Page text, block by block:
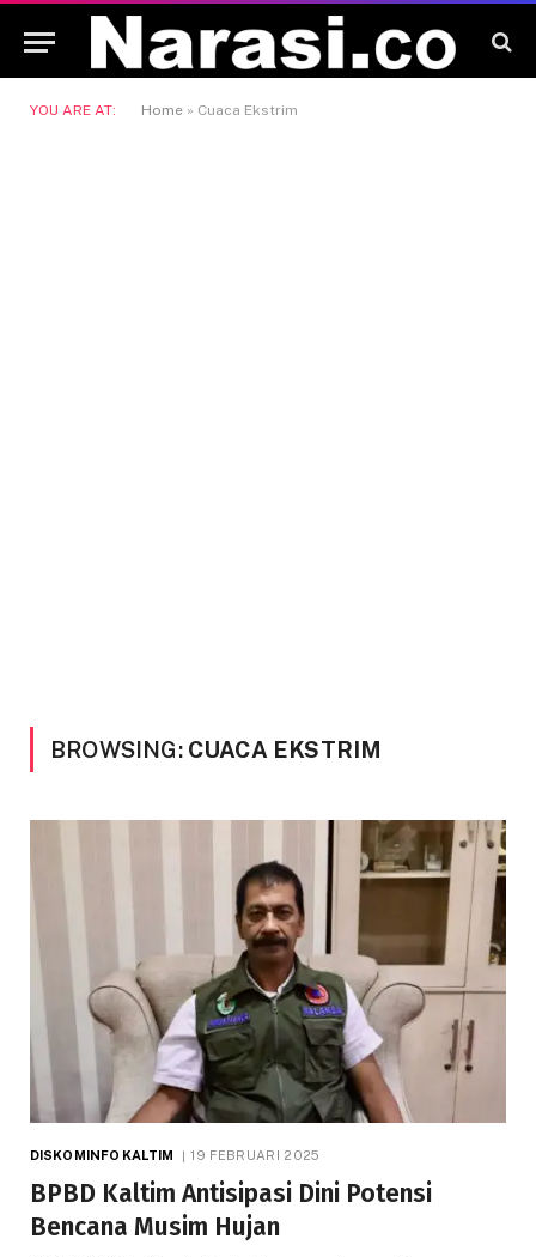
YOU ARE AT: Home » Cuaca Ekstrim
BROWSING: CUACA EKSTRIM
DISKOMINFO KALTIM 19 FEBRUARI 2025
BPBD Kaltim Antisipasi Dini Potensi
Bencana Musim Hujan